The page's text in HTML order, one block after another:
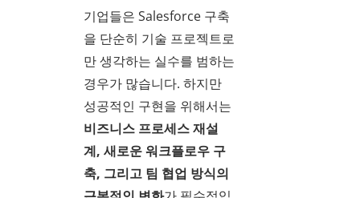
기업들은 Salesforce 구축
을 단순히 기술 프로젝트로
만 생각하는 실수를 범하는
경우가 많습니다. 하지만
성공적인 구현을 위해서는
비즈니스 프로세스 재설
계, 새로운 워크플로우 구
축, 그리고 팀 협업 방식의